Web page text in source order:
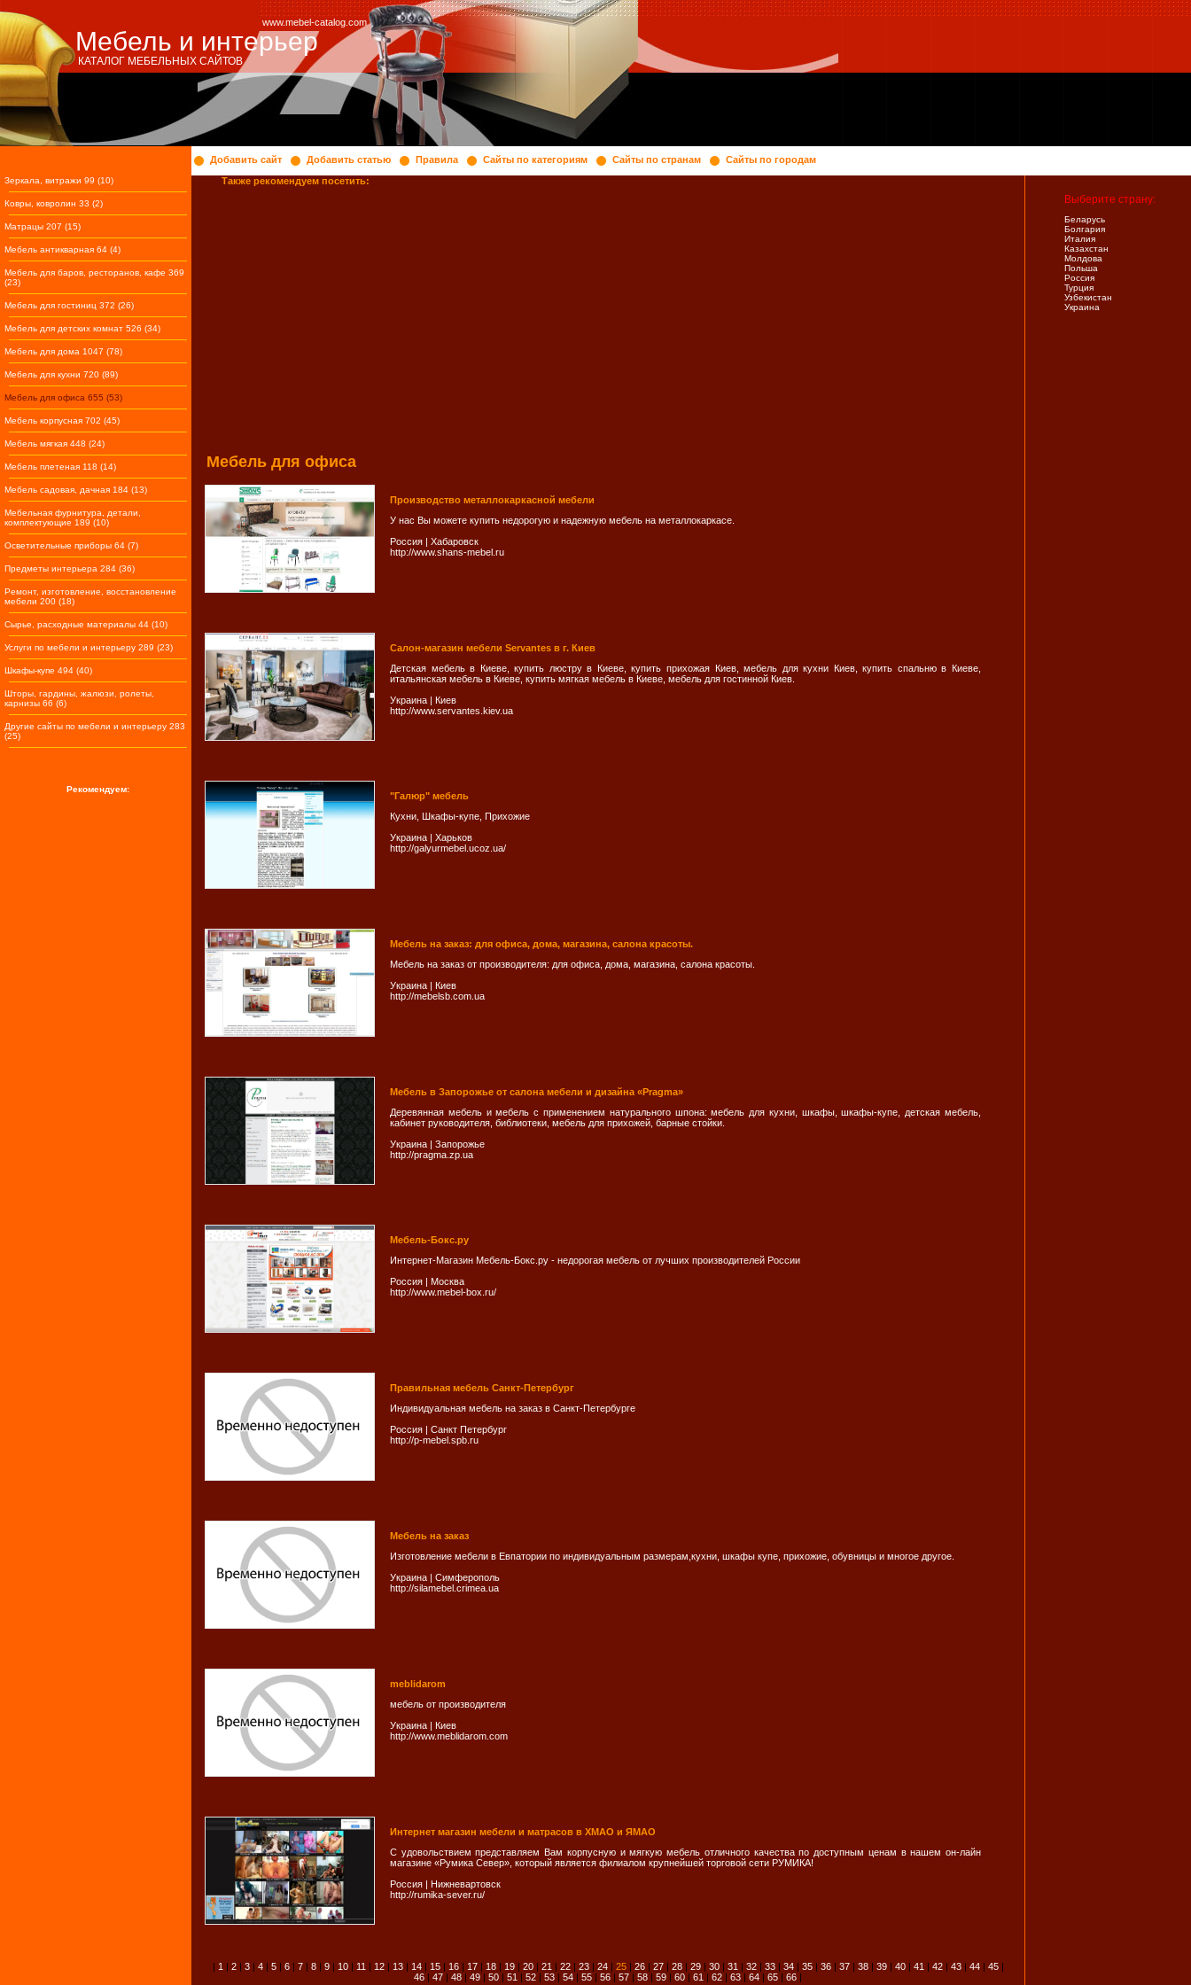
Мебель и интерьер
www.mebel-catalog.com
КАТАЛОГ МЕБЕЛЬНЫХ САЙТОВ
Зеркала, витражи 99 (10)
Ковры, ковролин 33 (2)
Матрацы 207 (15)
Мебель антикварная 64 (4)
Мебель для баров, ресторанов, кафе 369
(23)
Мебель для гостиниц 372 (26)
Мебель для детских комнат 526 (34)
Мебель для дома 1047 (78)
Мебель для кухни 720 (89)
Мебель для офиса 655 (53)
Мебель корпусная 702 (45)
Мебель мягкая 448 (24)
Мебель плетеная 118 (14)
Мебель садовая, дачная 184 (13)
Мебельная фурнитура, детали,
комплектующие 189 (10)
Осветительные приборы 64 (7)
Предметы интерьера 284 (36)
Ремонт, изготовление, восстановление
мебели 200 (18)
Сырье, расходные материалы 44 (10)
Услуги по мебели и интерьеру 289 (23)
Шкафы-купе 494 (40)
Шторы, гардины, жалюзи, ролеты,
карнизы 66 (6)
Другие сайты по мебели и интерьеру 283
(25)
Рекомендуем:
Добавить сайт Добавить статью Правила Сайты по категориям Сайты по странам
Сайты по городам
Также рекомендуем посетить:
Мебель для офиса
Производство металлокаркасной мебели
У нас Вы можете купить недорогую и надежную мебель на металлокаркасе.
Россия | Хабаровск
http://www.shans-mebel.ru
Cалон-магазин мебели Servantes в г. Киев
Детская мебель в Киеве, купить люстру в Киеве, купить прихожая Киев, мебель для кухни Киев, купить спальню в Киеве,
итальянская мебель в Киеве, купить мягкая мебель в Киеве, мебель для гостинной Киев.
Украина | Киев
http://www.servantes.kiev.ua
"Галюр" мебель
Кухни, Шкафы-купе, Прихожие
Украина | Харьков
http://galyurmebel.ucoz.ua/
Мебель на заказ: для офиса, дома, магазина, салона красоты.
Мебель на заказ от производителя: для офиса, дома, магазина, салона красоты.
Украина | Киев
http://mebelsb.com.ua
Мебель в Запорожье от салона мебели и дизайна «Pragma»
Деревянная мебель и мебель с применением натурального шпона: мебель для кухни, шкафы, шкафы-купе, детская мебель,
кабинет руководителя, библиотеки, мебель для прихожей, барные стойки.
Украина | Запорожье
http://pragma.zp.ua
Мебель-Бокс.ру
Интернет-Магазин Мебель-Бокс.ру - недорогая мебель от лучших производителей России
Россия | Москва
http://www.mebel-box.ru/
Правильная мебель Санкт-Петербург
Индивидуальная мебель на заказ в Санкт-Петербурге
Россия | Санкт Петербург
http://p-mebel.spb.ru
Мебель на заказ
Изготовление мебели в Евпатории по индивидуальным размерам,кухни, шкафы купе, прихожие, обувницы и многое другое.
Украина | Симферополь
http://silamebel.crimea.ua
meblidarom
мебель от производителя
Украина | Киев
http://www.meblidarom.com
Интернет магазин мебели и матрасов в ХМАО и ЯМАО
С удовольствием представляем Вам корпусную и мягкую мебель отличного качества по доступным ценам в нашем он-лайн
магазине «Румика Север», который является филиалом крупнейшей торговой сети РУМИКА!
Россия | Нижневартовск
http://rumika-sever.ru/
| 1 | 2| 3| 4| 5| 6| 7| 8| 9| 10| 11 | 12| 13| 14| 15| 16| 17| 18| 19| 20| 21 | 22| 23| 24| 25| 26| 27| 28| 29| 30| 31 | 32| 33| 34| 35| 36| 37| 38| 39| 40| 41 | 42| 43| 44| 45|
46 | 47 | 48 | 49 | 50 | 51 | 52 | 53 | 54 | 55 | 56 | 57 | 58 | 59 | 60 | 61 | 62 | 63 | 64 | 65 | 66 |
Выберите страну:
Беларусь
Болгария
Италия
Казахстан
Молдова
Польша
Россия
Турция
Узбекистан
Украина